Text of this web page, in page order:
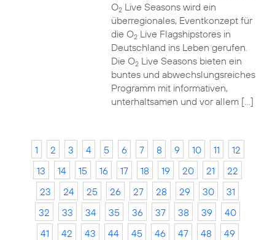
O2Live Seasons wird ein
überregionales, Eventkonzept für
die O2Live Flagshipstores in
Deutschland ins Leben gerufen.
Die O2Live Seasons bieten ein
buntes und abwechslungsreiches
Programm mit informativen,
unterhaltsamen und vor allem […]
1 2 3 4 5 6 7 8 9 10 11
12
13
14 15 16 17 18 19 20 21
22
23
24 25 26 27 28 29 30
31
32
33 34 35 36 37 38 39
40
41
42 43 44 45 46 47 48
49